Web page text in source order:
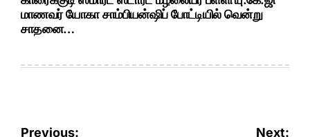
மாணவர் யோகா சாம்பியன்ஷிப் போட்டியில் வென்று
சாதனை…
Previous:
Next: